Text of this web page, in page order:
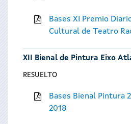
Bases XI Premio
Cultural de Teatro
XII Bienal de Pintura Eixo
RESUELTO
Bases Bienal Pintura
2018